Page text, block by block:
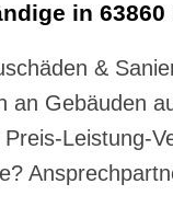
in
&
an Gebäuden
Leistung-